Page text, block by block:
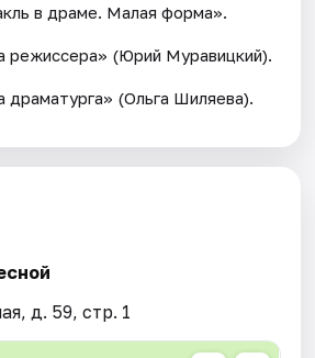
в драме. Малая форма».
режиссера» (Юрий Муравицкий).
драматурга» (Ольга Шиляева).
д. 59, стр. 1